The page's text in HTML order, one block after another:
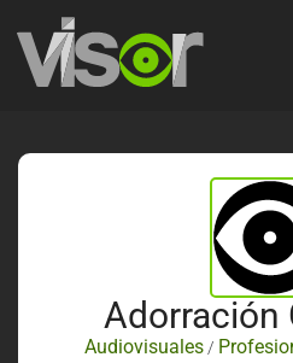
Adorración
Audiovisuales /